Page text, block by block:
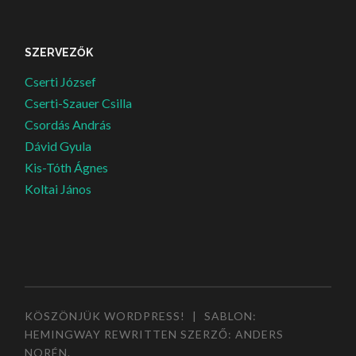
SZERVEZŐK
Cserti József
Cserti-Szauer Csilla
Csordás András
Dávid Gyula
Kis-Tóth Ágnes
Koltai János
KÖSZÖNJÜK WORDPRESS! |
SABLON:
HEMINGWAY REWRITTEN SZERZŐ:ANDERS
NORÉN.